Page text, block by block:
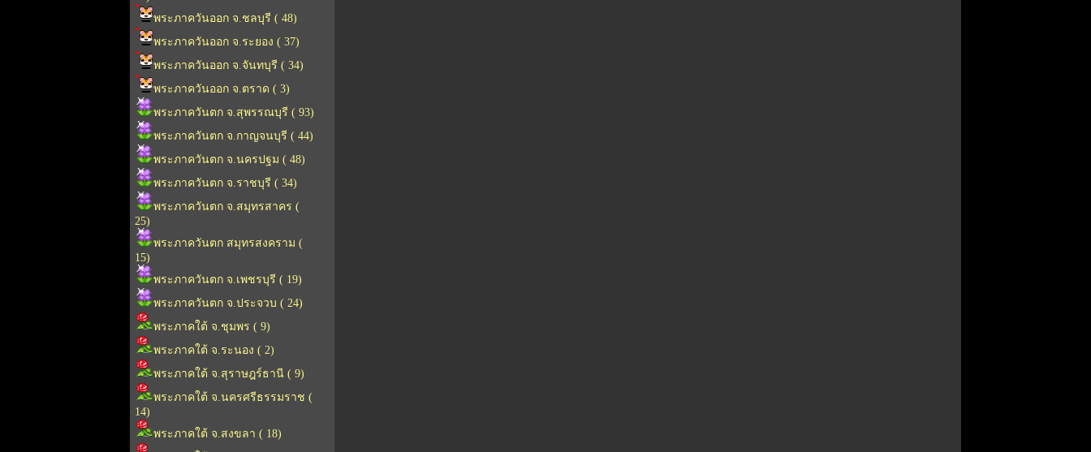
พระภาควันออก จ.ชลบุรี ( 48)
พระภาควันออก จ.ระยอง ( 37)
พระภาควันออก จ.จันทบุรี ( 34)
พระภาควันออก จ.ตราด ( 3)
พระภาควันตก จ.สุพรรณบุรี ( 93)
พระภาควันตก จ.กาญจนบุรี ( 44)
พระภาควันตก จ.นครปฐม ( 48)
พระภาควันตก จ.ราชบุรี ( 34)
พระภาควันตก จ.สมุทรสาคร (
25)
พระภาควันตก สมุทรสงคราม (
15)
พระภาควันตก จ.เพชรบุรี ( 19)
พระภาควันตก จ.ประจวบ ( 24)
พระภาคใต้ จ.ชุมพร ( 9)
พระภาคใต้ จ.ระนอง ( 2)
พระภาคใต้ จ.สุราษฎร์ธานี ( 9)
พระภาคใต้ จ.นครศรีธรรมราช (
14)
พระภาคใต้ จ.สงขลา ( 18)